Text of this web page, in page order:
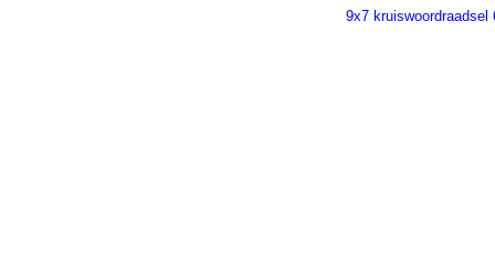
9x7 kruiswoordraadsel